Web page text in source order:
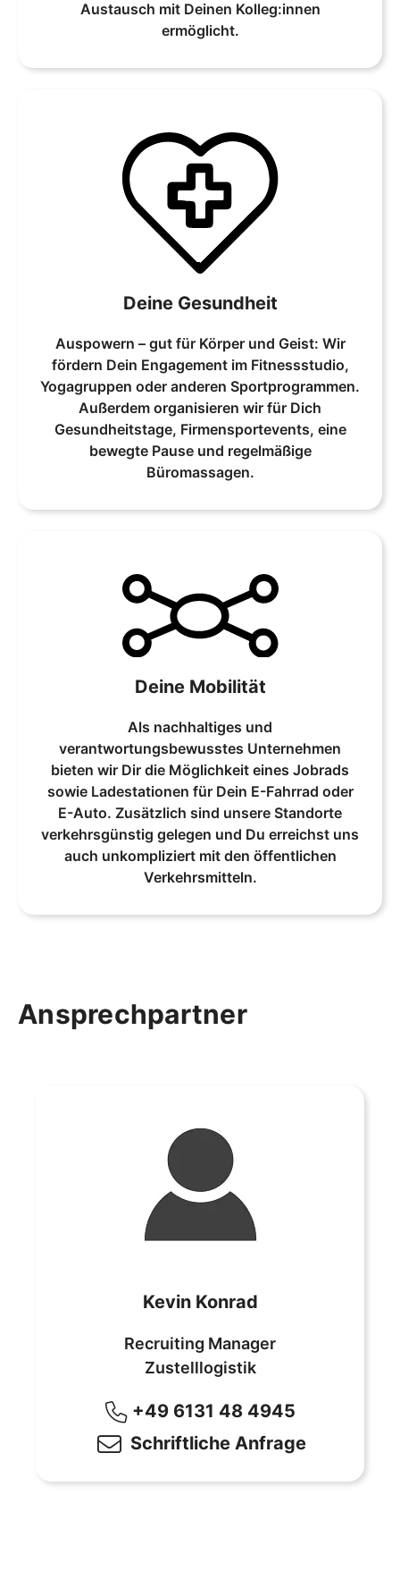
Austausch mit Deinen Kolleg:innen
ermöglicht.
Deine Gesundheit
Auspowern – gut für Körper und Geist: Wir
fördern Dein Engagement im Fitnessstudio,
Yogagruppen oder anderen Sportprogrammen.
Außerdem organisieren wir für Dich
Gesundheitstage, Firmensportevents, eine
bewegte Pause und regelmäßige
Büromassagen.
Deine Mobilität
Als nachhaltiges und
verantwortungsbewusstes Unternehmen
bieten wir Dir die Möglichkeit eines Jobrads
sowie Ladestationen für Dein E-Fahrrad oder
E-Auto. Zusätzlich sind unsere Standorte
verkehrsgünstig gelegen und Du erreichst uns
auch unkompliziert mit den öffentlichen
Verkehrsmitteln.
Ansprechpartner
Kevin Konrad
Recruiting Manager
Zustelllogistik
+49 6131 48 4945
Schriftliche Anfrage
Recruiterin Zustelllogistik
-Lea Schrohe